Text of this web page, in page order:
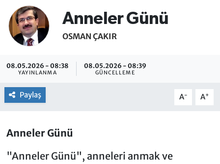
Anneler Günü
OSMAN ÇAKIR
08.05.2026 - 08:38
YAYINLANMA
08.05.2026 - 08:39
GÜNCELLEME
Paylaş A- A+
Anneler Günü
"Anneler Günü", anneleri anmak ve
Sinop Trafik Yoğunluk Haritası
Süper Lig Puan Durumu ve Fikstür
Haber Arşivi